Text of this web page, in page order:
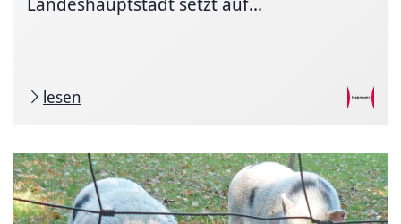
lesen